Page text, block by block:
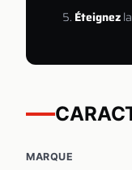
Éteignez
MARQUE